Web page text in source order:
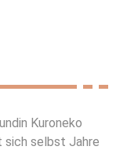
Kuroneko
sich selbst Jahre